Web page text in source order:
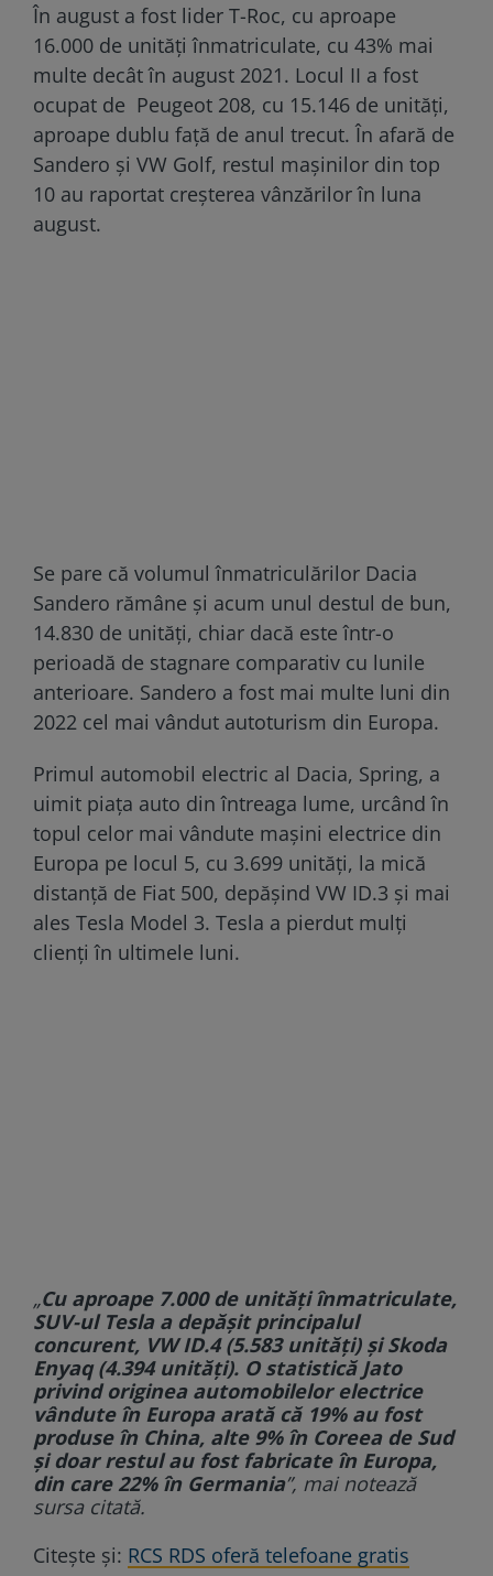
În august a fost lider T-Roc, cu aproape
16.000 de unități înmatriculate, cu 43% mai
multe decât în august 2021. Locul II a fost
ocupat de Peugeot 208, cu 15.146 de unități,
aproape dublu față de anul trecut. În afară de
Sandero și VW Golf, restul mașinilor din top
10 au raportat creșterea vânzărilor în luna
august.
Se pare că volumul înmatriculărilor Dacia
Sandero rămâne și acum unul destul de bun,
14.830 de unități, chiar dacă este într-o
perioadă de stagnare comparativ cu lunile
anterioare. Sandero a fost mai multe luni din
2022 cel mai vândut autoturism din Europa.
Primul automobil electric al Dacia, Spring, a
uimit piața auto din întreaga lume, urcând în
topul celor mai vândute mașini electrice din
Europa pe locul 5, cu 3.699 unități, la mică
distanță de Fiat 500, depășind VW ID.3 și mai
ales Tesla Model 3. Tesla a pierdut mulți
clienți în ultimele luni.
„Cu aproape 7.000 de unități înmatriculate,
SUV-ul Tesla a depășit principalul
concurent, VW ID.4 (5.583 unități) și Skoda
Enyaq (4.394 unități). O statistică Jato
privind originea automobilelor electrice
vândute în Europa arată că 19% au fost
produse în China, alte 9% în Coreea de Sud
și doar restul au fost fabricate în Europa,
din care 22% în Germania”, mai notează
sursa citată.
Citește și: RCS RDS oferă telefoane gratis